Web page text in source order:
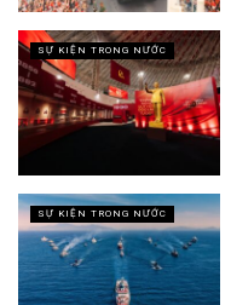
SỰ KIỆN TRONG NƯỚC
SỰ KIỆN TRONG NƯỚC